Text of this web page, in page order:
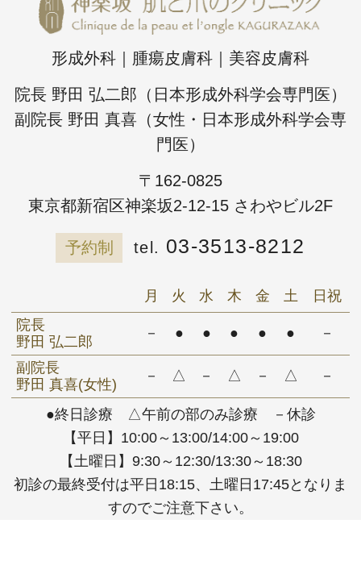
形成外科｜腫瘍皮膚科｜美容皮膚科
院長 野田 弘二郎（日本形成外科学会専門医）
副院長 野田 真喜（女性・日本形成外科学会専
門医）
〒162-0825
東京都新宿区神楽坂2-12-15 さわやビル2F
予約制 03-3513-8212
●終日診療 △午前の部のみ診療 －休診
【平日】10:00～13:00/14:00～19:00
【土曜日】9:30～12:30/13:30～18:30
初診の最終受付は平日18:15、土曜日17:45となりま
すのでご注意下さい。
月 火 水 木 金 土
日祝
院長
野田 弘二郎
－ ● ● ● ● ● －
副院長
野田 真喜(女性)
－ △ － △ － △ －